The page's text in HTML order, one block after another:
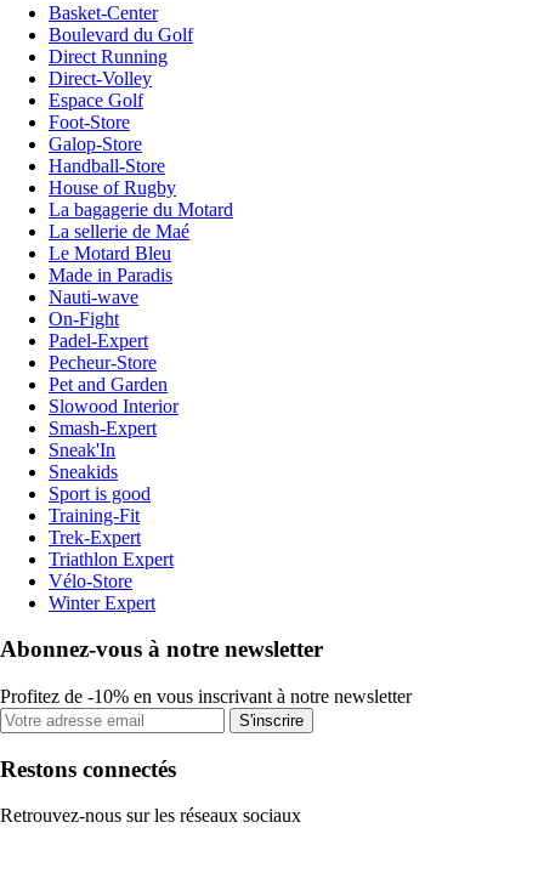
Basket-Center
Boulevard du Golf
Direct Running
Direct-Volley
Espace Golf
Foot-Store
Galop-Store
Handball-Store
House of Rugby
La bagagerie du Motard
La sellerie de Maé
Le Motard Bleu
Made in Paradis
Nauti-wave
On-Fight
Padel-Expert
Pecheur-Store
Pet and Garden
Slowood Interior
Smash-Expert
Sneak'In
Sneakids
Sport is good
Training-Fit
Trek-Expert
Triathlon Expert
Vélo-Store
Winter Expert
Abonnez-vous à notre newsletter
Profitez de -10% en vous inscrivant à notre newsletter
S'inscrire
Restons connectés
Retrouvez-nous sur les réseaux sociaux